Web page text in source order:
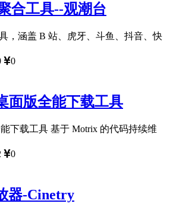
合工具--观潮台
，涵盖 B 站、虎牙、斗鱼、抖音、快
0
面版全能下载工具
下载工具 基于 Motrix 的代码持续维
0
器-Cinetry